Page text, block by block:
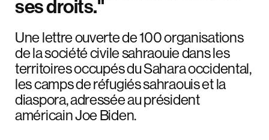
ses droits."
Une lettre ouverte de 100 organisations
de la société civile sahraouie dans les
territoires occupés du Sahara occidental,
les camps de réfugiés sahraouis et la
diaspora, adressée au président
américain Joe Biden.